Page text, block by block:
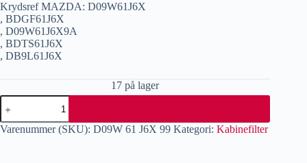
Krydsref MAZDA: D09W61J6X
, BDGF61J6X
, D09W61J6X9A
, BDTS61J6X
, DB9L61J6X
17 på lager
Varenummer (SKU): D09W 61 J6X 99 Kategori: Kabinefilter